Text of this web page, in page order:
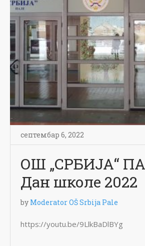
септембар 6, 2022
ОШ „СРБИЈА“
Дан школе 2022
by Moderator OŠ Srbija Pale
https://youtu.be/9LlkBaDlBYg